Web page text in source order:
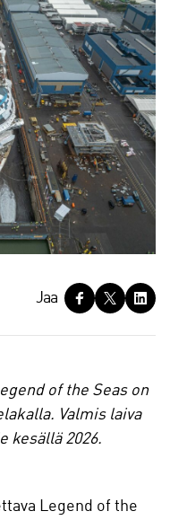
Jaa
of the Seas on
Valmis laiva
kesällä 2026.
Legend of the